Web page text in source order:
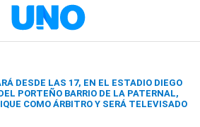
DESDE LAS 17, EN EL ESTADIO DIEGO
PORTEÑO BARRIO DE LA PATERNAL,
COMO ÁRBITRO Y SERÁ TELEVISADO